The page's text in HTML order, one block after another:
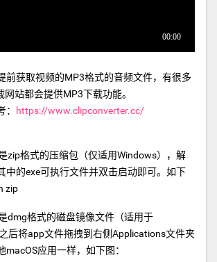
前获取视频的MP3格式的音频文件，有很多
网站都会提供MP3下载功能。
https://www.clipconverter.cc/
zip格式的压缩包（仅适用Windows），解
中的exe可执行文件并双击启动即可。如下
dmg格式的磁盘镜像文件（适用于
后将app文件拖拽到右侧Applications文件夹
macOS应用一样，如下图：